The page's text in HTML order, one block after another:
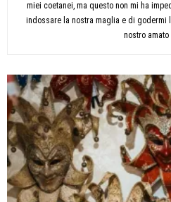
miei coetanei, ma questo non mi ha
indossare la nostra maglia e di godermi
nostro amato